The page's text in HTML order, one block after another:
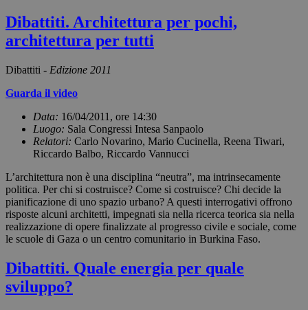
Dibattiti. Architettura per pochi,
architettura per tutti
Dibattiti - Edizione 2011
Guarda il video
Data: 16/04/2011, ore 14:30
Luogo: Sala Congressi Intesa Sanpaolo
Relatori: Carlo Novarino, Mario Cucinella, Reena Tiwari,
Riccardo Balbo, Riccardo Vannucci
L’architettura non è una disciplina “neutra”, ma intrinsecamente
politica. Per chi si costruisce? Come si costruisce? Chi decide la
pianificazione di uno spazio urbano? A questi interrogativi offrono
risposte alcuni architetti, impegnati sia nella ricerca teorica sia nella
realizzazione di opere finalizzate al progresso civile e sociale, come
le scuole di Gaza o un centro comunitario in Burkina Faso.
Dibattiti. Quale energia per quale
sviluppo?